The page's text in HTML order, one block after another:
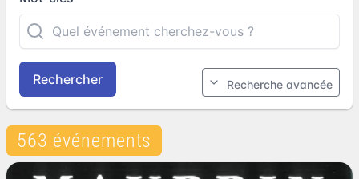
Rechercher Recherche avancée
563 événements